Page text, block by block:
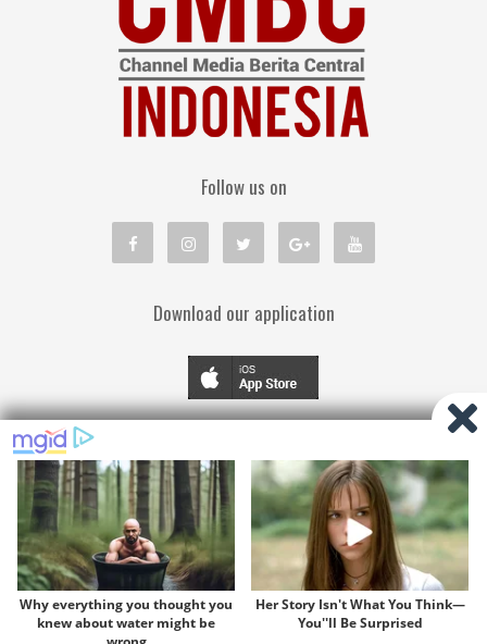
Follow us on
Download our application
TENTANG KAMI PEDOMAN MEDIA SIBER
KEBIJAKAN PRIVASI
DISCLAIMER
© Copyright 2019cmbcindonesia.com| All Right Reserved